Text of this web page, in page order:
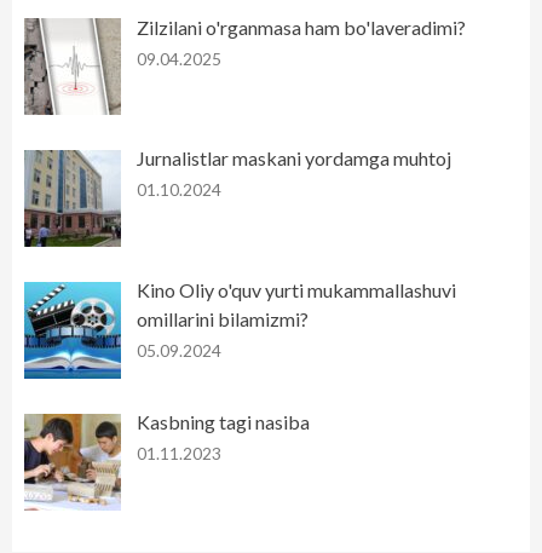
Zilzilani o'rganmasa ham bo'laveradimi?
09.04.2025
Jurnalistlar maskani yordamga muhtoj
01.10.2024
Kino Oliy o'quv yurti mukammallashuvi
omillarini bilamizmi?
05.09.2024
Kasbning tagi nasiba
01.11.2023